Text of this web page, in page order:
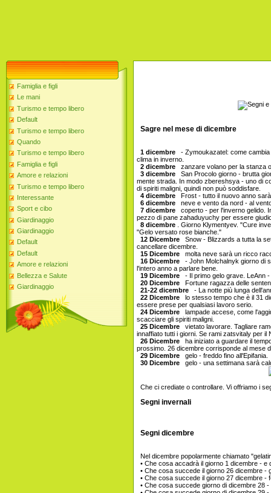
Famiglia e figli
Le mani
Turismo e tempo libero
Default
Turismo e tempo libero
Quando
Turismo e tempo libero
Famiglia e figli
Amore e relazioni
Turismo e tempo libero
Interessante
Sport e cibo
Giardinaggio
Giardinaggio
Default
Default
Amore e relazioni
Bellezza e Salute
Giardinaggio
Sagre nel mese di dicembre
1 dicembre
- Zymoukazatel: come
clima in inverno.
2 dicembre
zanzare volano per la stanza
3 dicembre
San Procolo giorno - brutta
mente strada. In modo zbereshsya - uno di
di spiriti maligni, quindi non può soddisfare.
4 dicembre
Frost - tutto il nuovo anno
6 dicembre
neve e vento da nord - al
7 dicembre
coperto - per l'inverno gelido.
pezzo di pane zahaduyuchy per essere
8 dicembre
. Giorno Klymentyev. "Cure
"Gelo versato rose bianche."
12 Dicembre
Snow - Blizzards a tutta la
cancellare dicembre.
15 Dicembre
molta neve sarà un ricco
16 Dicembre
- John Molchalnyk giorno di
l'intero anno a parlare bene.
19 Dicembre
- Il primo gelo grave. LeAnn
20 Dicembre
Fortune ragazza delle
21-22 dicembre
- La notte più lunga
22 Dicembre
lo stesso tempo che è il 31
essere prese per qualsiasi lavoro serio.
24 Dicembre
lampade accese, come
scacciare gli spiriti maligni.
25 Dicembre
vietato lavorare. Tagliare
innaffiato tutti i giorni. Se rami zatsvitaly per
26 Dicembre
ha iniziato a guardare il
prossimo. 26 dicembre corrisponde al mese
29 Dicembre
gelo - freddo fino all'Epifania.
30 Dicembre
gelo - una settimana sarà
Che ci crediate o controllare. Vi offriamo i
Segni invernali
Segni dicembre
Nel dicembre popolarmente chiamato
• Che cosa accadrà il giorno 1 dicembre - e
• Che cosa succede il giorno 26 dicembre -
• Che cosa succede il giorno 27 dicembre -
• Che cosa succede giorno di dicembre 28